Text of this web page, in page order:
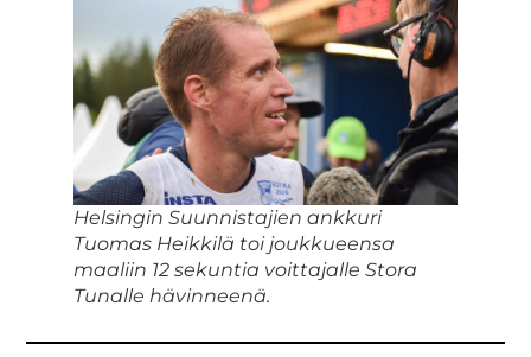
Helsingin Suunnistajien ankkuri
Tuomas Heikkilä toi joukkueensa
maaliin 12 sekuntia voittajalle Stora
Tunalle hävinneenä.